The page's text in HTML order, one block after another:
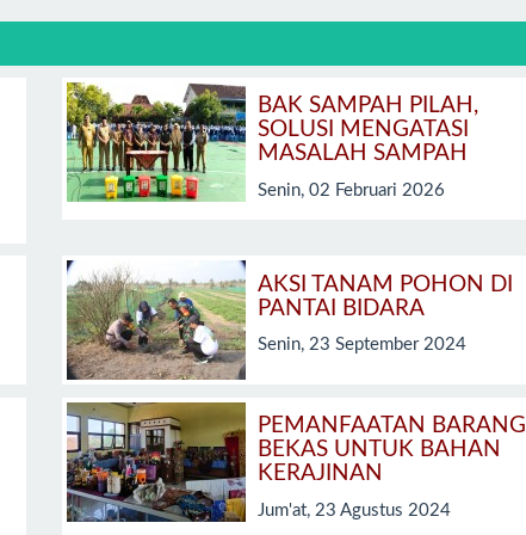
BAK SAMPAH PILAH,
SOLUSI MENGATASI
MASALAH SAMPAH
Senin, 02 Februari 2026
AKSI TANAM POHON DI
PANTAI BIDARA
Senin, 23 September 2024
PEMANFAATAN BARANG
BEKAS UNTUK BAHAN
KERAJINAN
Jum'at, 23 Agustus 2024